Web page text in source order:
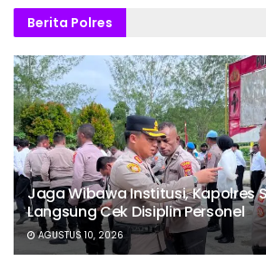
Berita Polres
Jaga Wibawa Institusi, Kapolres
Langsung Cek Disiplin Personel
AGUSTUS 10, 2026